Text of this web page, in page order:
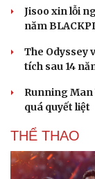
Jisoo xin lỗi
năm
The Odyssey
tích sau 14
Running
quá quyết liệt
THỂ THAO